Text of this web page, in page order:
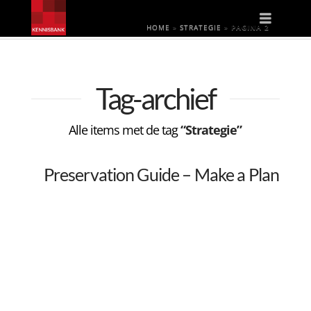
HOME » STRATEGIE » PAGINA 2
Tag-archief
Alle items met de tag“Strategie”
Preservation Guide – Make a Plan